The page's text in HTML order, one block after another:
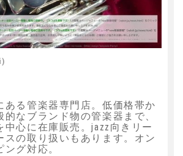
ある管楽器専門店。低価格帯か
的なブランド物の管楽器まで、
中心に在庫販売。jazz向きリー
スの取り扱いもあります。オン
グ対応。